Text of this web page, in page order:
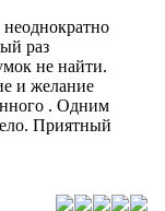
раз
не найти.
и желание
. Одним
Приятный